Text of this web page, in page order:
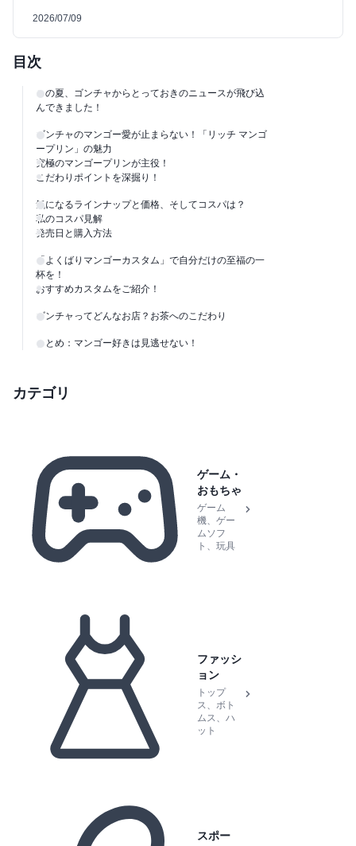
2026/07/09
目次
この夏、ゴンチャからとっておきのニュースが飛び込
んできました！
ゴンチャのマンゴー愛が止まらない！「リッチ マンゴ
ープリン」の魅力
究極のマンゴープリンが主役！
こだわりポイントを深掘り！
気になるラインナップと価格、そしてコスパは？
私のコスパ見解
発売日と購入方法
「よくばりマンゴーカスタム」で自分だけの至福の一
杯を！
おすすめカスタムをご紹介！
ゴンチャってどんなお店？お茶へのこだわり
まとめ：マンゴー好きは見逃せない！
カテゴリ
ゲーム・
おもちゃ
ゲーム
機、ゲー
ムソフ
ト、玩具
ファッシ
ョン
トップ
ス、ボト
ムス、ハ
ット
スポー